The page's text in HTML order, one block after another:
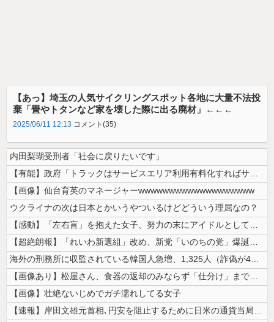
【あっ】埼玉の人気サイクリングスポット各地に大量不法投
棄「畳やトタンなど家を壊した際に出る廃材」←←←
2025/06/11 12:13 コメント(35)
内田梨瑚受刑者「社会に戻りたいです」
【有能】政府「トラックはサービスエリア利用有料化すればサボらず走るし流...
【画像】仙台育英のマネージャーwwwwwwwwwwwwwwwwwww
ウクライナの次は日本とかいうやついるけどどういう理屈なの？
【感動】「左右盲」を抱えた女子、努力の末にアイドルとしてデビューするｗ...
【超絶朗報】「れいわ新選組」改め、新党「いのちの党」爆誕！！！うおおお...
海外の刑務所に収監されている韓国人急増、1,325人（詐偽が4分の1）...
【画像あり】松屋さん、食器の返却のみならず「仕分け」まで客にやらせてし...
【画像】壮絶ないじめでガチ濡れしてる女子
【速報】岸田文雄元首相､円安を阻止するために日米の通貨当局が実施した為...